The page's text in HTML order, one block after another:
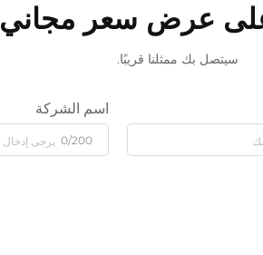
عرض سعر مجاني
سيتصل بك ممثلنا قريبًا.
اسم الشركة
0/200